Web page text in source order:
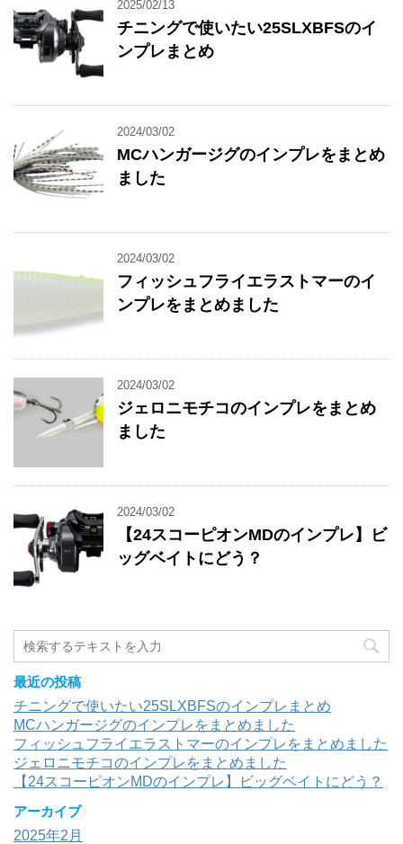
2025/02/13
チニングで使いたい25SLXBFSのイ
ンプレまとめ
2024/03/02
MCハンガージグのインプレをまとめ
ました
2024/03/02
フィッシュフライエラストマーのイ
ンプレをまとめました
2024/03/02
ジェロニモチコのインプレをまとめ
ました
2024/03/02
【24スコーピオンMDのインプレ】ビ
ッグベイトにどう？
最近の投稿
チニングで使いたい25SLXBFSのインプレまとめ
MCハンガージグのインプレをまとめました
フィッシュフライエラストマーのインプレをまとめました
ジェロニモチコのインプレをまとめました
【24スコーピオンMDのインプレ】ビッグベイトにどう？
アーカイブ
2025年2月